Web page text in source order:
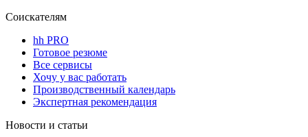
Соискателям
hh PRO
Готовое резюме
Все сервисы
Хочу у вас работать
Производственный календарь
Экспертная рекомендация
Новости и статьи